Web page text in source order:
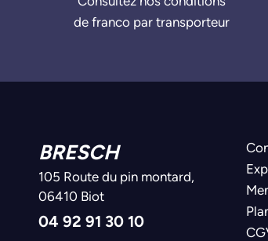
de franco par transporteur
BRESCH
105 Route du pin montard,
06410 Biot
04 92 91 30 10